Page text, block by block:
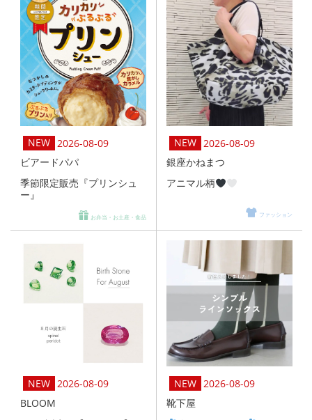
2026-08-09
ビアードパパ
季節限定販売『プリンシュ
ー』
お弁当・お土産・食品
2026-08-09
銀座かねまつ
アニマル柄
ファッション
2026-08-09
BLOOM
2026-08-09
靴下屋